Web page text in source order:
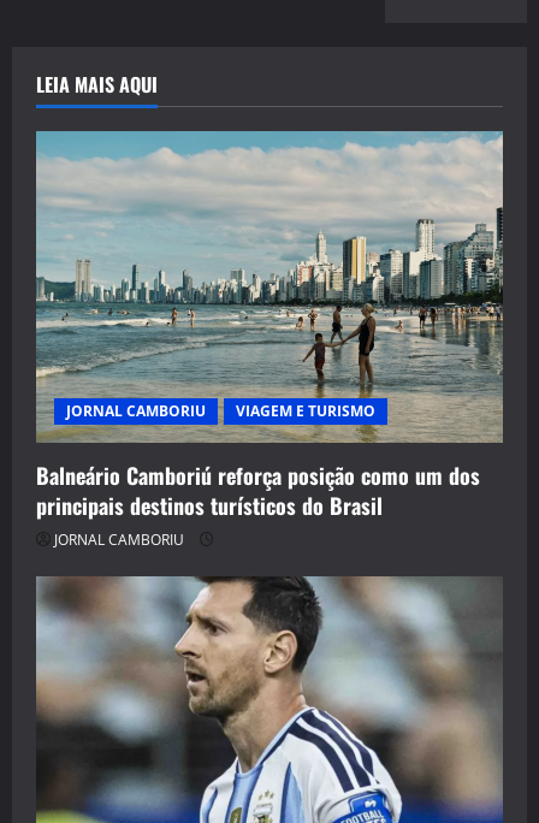
LEIA MAIS AQUI
JORNAL CAMBORIU VIAGEM E TURISMO
Balneário Camboriú reforça posição como um dos
principais destinos turísticos do Brasil
JORNAL CAMBORIU